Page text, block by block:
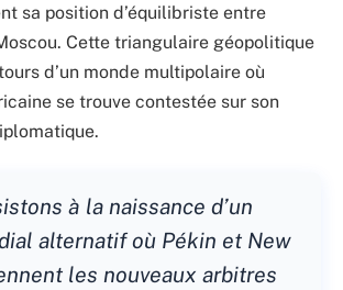
sa position d’équilibriste entre
Cette triangulaire géopolitique
d’un monde multipolaire où
se trouve contestée sur son
à la naissance d’un
alternatif où Pékin et New
les nouveaux arbitres